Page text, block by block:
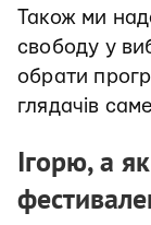
Також ми
свободу у
обрати
глядачів
Ігорю, а